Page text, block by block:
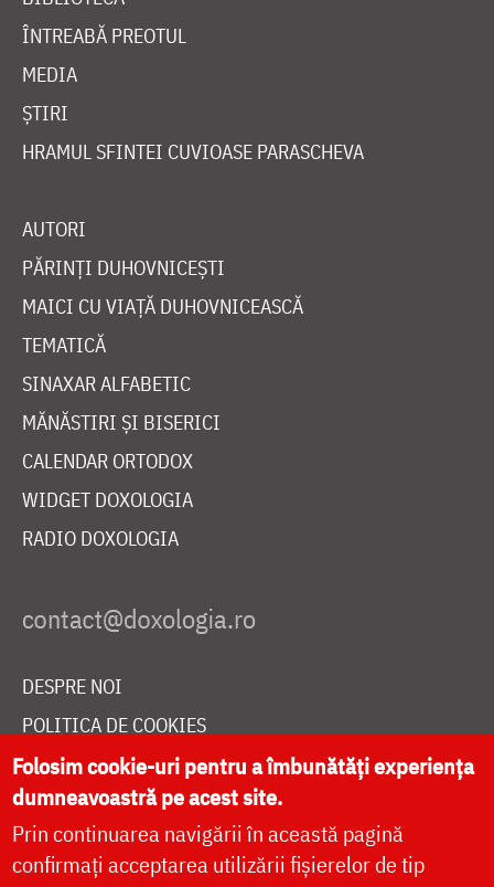
ÎNTREABĂ PREOTUL
MEDIA
ȘTIRI
HRAMUL SFINTEI CUVIOASE PARASCHEVA
AUTORI
PĂRINȚI DUHOVNICEȘTI
MAICI CU VIAȚĂ DUHOVNICEASCĂ
TEMATICĂ
SINAXAR ALFABETIC
MĂNĂSTIRI ȘI BISERICI
CALENDAR ORTODOX
WIDGET DOXOLOGIA
RADIO DOXOLOGIA
DESPRE NOI
POLITICA DE COOKIES
DONEAZĂ ONLINE PENTRU CATEDRALA NAȚIONALĂ
LIVE
Folosim cookie-uri pentru a îmbunătăți experiența
dumneavoastră pe acest site.
Prin continuarea navigării în această pagină
confirmați acceptarea utilizării fișierelor de tip